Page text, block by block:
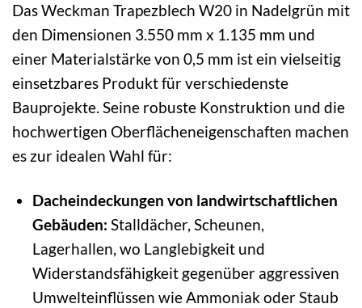
Das Weckman Trapezblech W20 in Nadelgrün mit
den Dimensionen 3.550 mm x 1.135 mm und
einer Materialstärke von 0,5 mm ist ein vielseitig
einsetzbares Produkt für verschiedenste
Bauprojekte. Seine robuste Konstruktion und die
hochwertigen Oberflächeneigenschaften machen
es zur idealen Wahl für:
Dacheindeckungen von landwirtschaftlichen
Gebäuden: Stalldächer, Scheunen,
Lagerhallen, wo Langlebigkeit und
Widerstandsfähigkeit gegenüber aggressiven
Umwelteinflüssen wie Ammoniak oder Staub